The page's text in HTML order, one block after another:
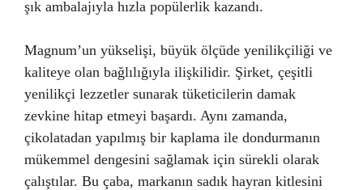
şık ambalajıyla hızla popülerlik kazandı.
Magnum’un yükselişi, büyük ölçüde yenilikçiliği ve
kaliteye olan bağlılığıyla ilişkilidir. Şirket, çeşitli
yenilikçi lezzetler sunarak tüketicilerin damak
zevkine hitap etmeyi başardı. Aynı zamanda,
çikolatadan yapılmış bir kaplama ile dondurmanın
mükemmel dengesini sağlamak için sürekli olarak
çalıştılar. Bu çaba, markanın sadık hayran kitlesini